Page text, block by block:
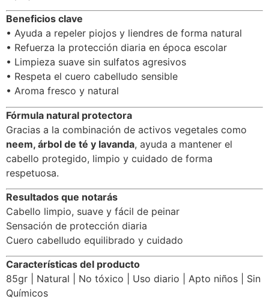
AÑADIR AL CARRITO
Champú sólido antipiojos natural para niños –
Protección diaria escolar
formulado para ayudar arepeler piojos y liendres de
forma natural. Ideal para el uso diario en edad escolar,
protege el cabello mientras limpia suavemente sin irritar
el cuero cabelludo.
combina aceite de neem, vinagre de Quassia Amara,
árbol de té y lavanda, junto a extractos vegetales
tradicionalmente utilizados en el cuidado capilar frente
a piojos.
Beneficios clave
• Ayuda a repeler piojos y liendres de forma natural
• Refuerza la protección diaria en época escolar